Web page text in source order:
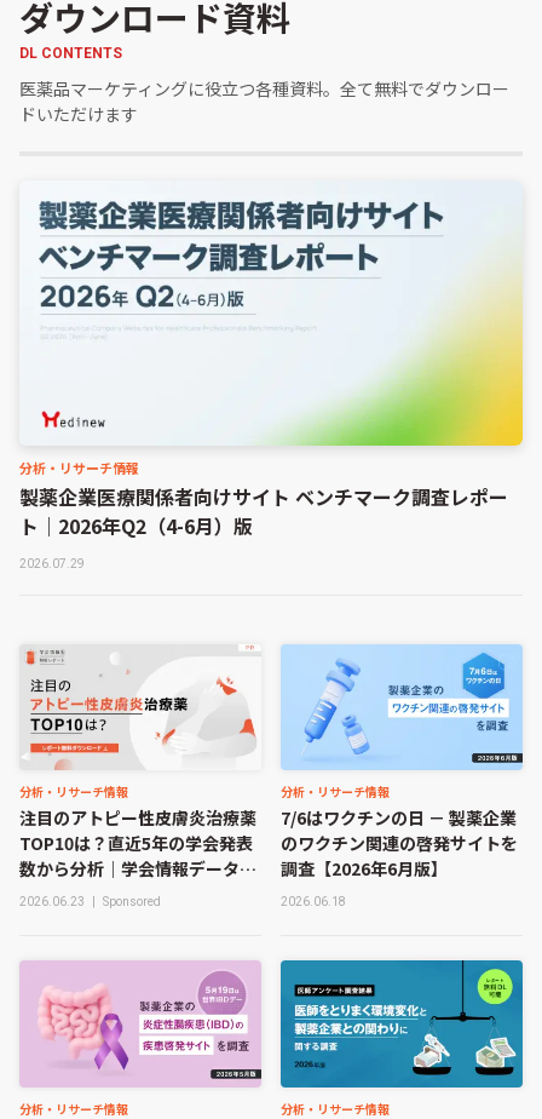
ダウンロード資料
DL CONTENTS
医薬品マーケティングに役立つ各種資料。全て無料でダウンロー
ドいただけます
分析・リサーチ情報
製薬企業医療関係者向けサイト ベンチマーク調査レポー
ト｜2026年Q2（4-6月）版
2026.07.29
分析・リサーチ情報
注目のアトピー性皮膚炎治療薬
TOP10は？直近5年の学会発表
数から分析｜学会情報データベ
ース解析レポート
2026.06.23 Sponsored
分析・リサーチ情報
7/6はワクチンの日 － 製薬企業
のワクチン関連の啓発サイトを
調査【2026年6月版】
2026.06.18
分析・リサーチ情報 分析・リサーチ情報